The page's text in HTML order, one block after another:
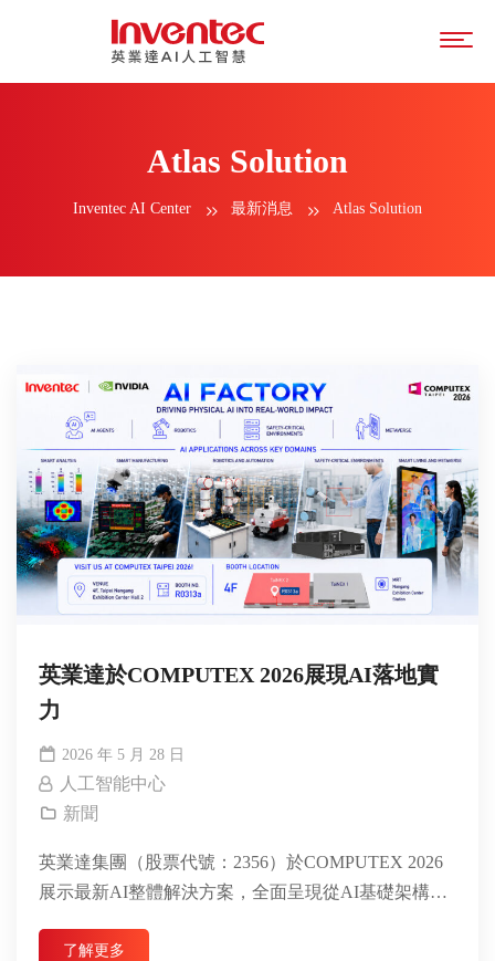
Atlas Solution
Inventec AI Center 最新消息 Atlas Solution
英業達於COMPUTEX 2026展現AI落地實
力
2026 年 5 月 28 日
人工智能中心
新聞
英業達集團（股票代號：2356）於COMPUTEX 2026
展示最新AI整體解決方案，全面呈現從AI基礎架構到
了解更多